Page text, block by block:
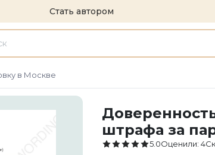
Стать автором
в Москве
штрафа за
5.0Оценили: 4